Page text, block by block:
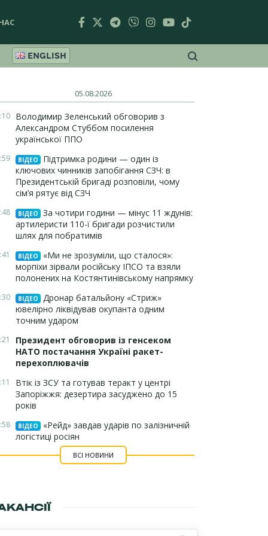
ENGLISH
05.08.2026
Володимир Зеленський обговорив з
Александром Стуббом посилення
української ППО
ВІДЕО
Підтримка родини — один із
ключових чинників запобігання СЗЧ: в
Президентській бригаді розповіли, чому
сім’я рятує від СЗЧ
ВІДЕО
За чотири години — мінус 11 ждунів:
артилеристи 110-ї бригади розчистили
шлях для побратимів
ВІДЕО
«Ми не зрозуміли, що сталося»:
морпіхи зірвали російську ІПСО та взяли
полонених на Костянтинівському напрямку
ВІДЕО
Дронар батальйону «Стриж»
ювелірно ліквідував окупанта одним
точним ударом
Президент обговорив із генсеком
НАТО постачання Україні ракет-
перехоплювачів
Втік із ЗСУ та готував теракт у центрі
Запоріжжя: дезертира засуджено до 15
років
ВІДЕО
«Рейд» завдав ударів по залізничній
логістиці росіян
ВСІ НОВИНИ